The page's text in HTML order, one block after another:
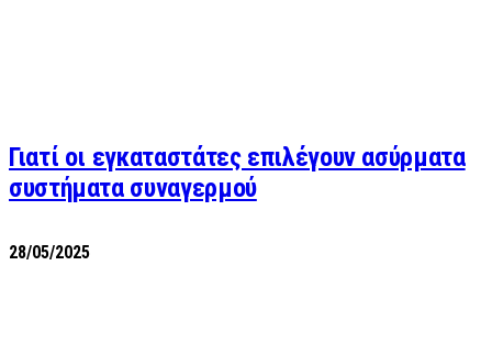
Γιατί οι εγκαταστάτες επιλέγουν ασύρματα
συστήματα συναγερμού
28/05/2025